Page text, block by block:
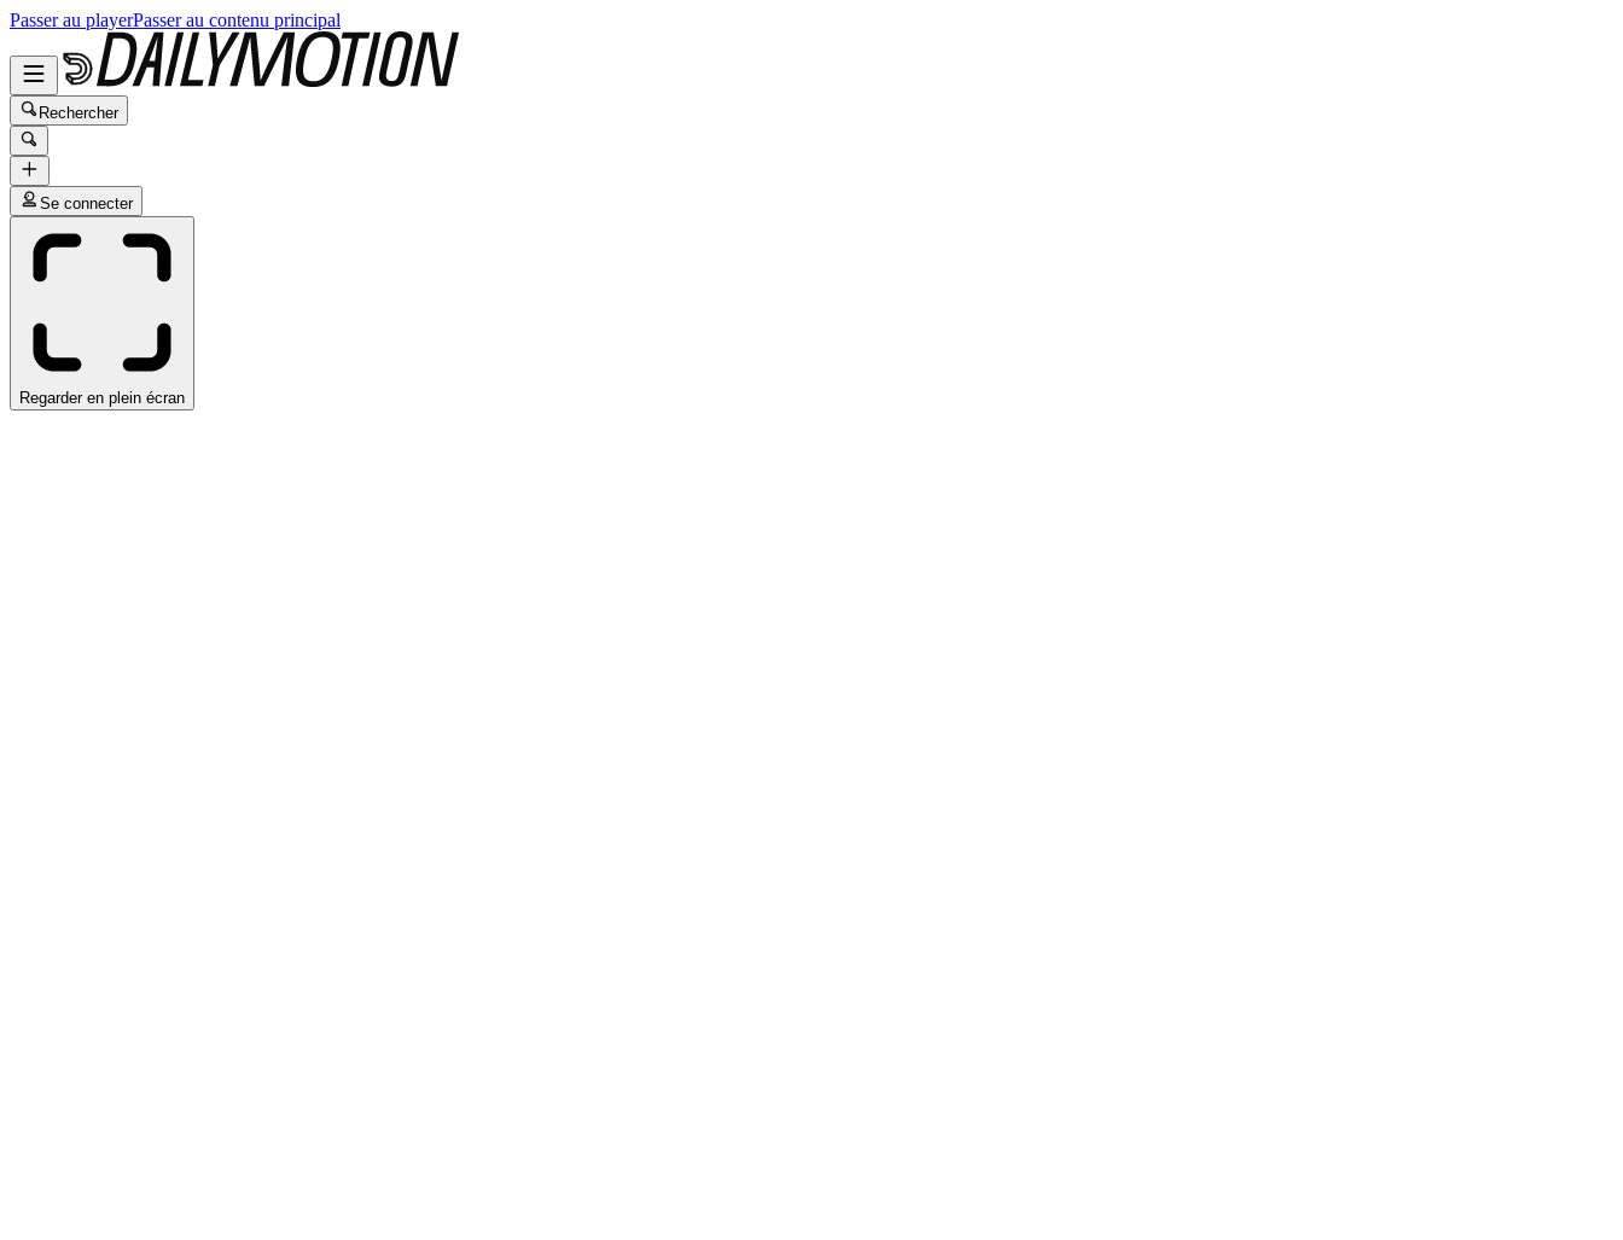
Passer au playerPasser au contenu principal
Rechercher
Se connecter
Regarder en plein écran